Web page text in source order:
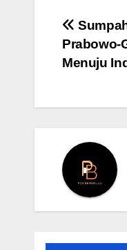
Post
Prabowo-
Menuju